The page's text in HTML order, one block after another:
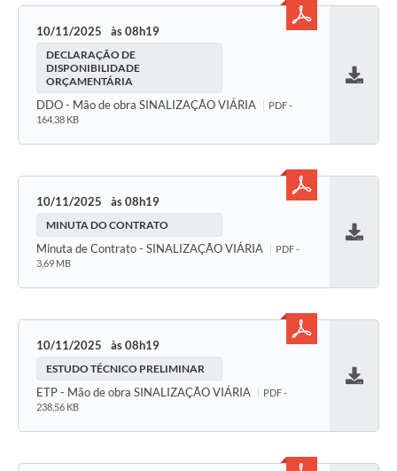
10/11/2025 08h19
DECLARAÇÃO DE
DISPONIBILIDADE
ORÇAMENTÁRIA
DDO - Mão de obra SINALIZAÇÃO VIÁRIA
PDF -
164,38 KB
10/11/2025 08h19
MINUTA DO CONTRATO
Minuta de Contrato - SINALIZAÇÃO VIÁRIA
PDF -
3,69 MB
10/11/2025 08h19
ESTUDO TÉCNICO PRELIMINAR
ETP - Mão de obra SINALIZAÇÃO VIÁRIA
PDF -
238,56 KB